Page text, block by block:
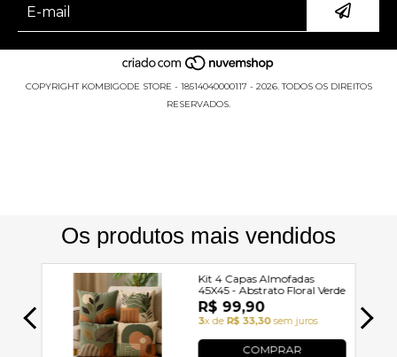
COPYRIGHT KOMBIGODE STORE - 18514040000117 - 2026. TODOS OS DIREITOS
RESERVADOS.